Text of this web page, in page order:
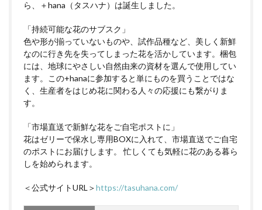
ら、＋hana（タスハナ）は誕生しました。
「持続可能な花のサブスク」
色や形が揃っていないものや、試作品種など、美しく新鮮
なのに行き先を失ってしまった花を活かしています。梱包
には、地球にやさしい自然由来の資材を選んで使用してい
ます。この+hanaに参加すると単にものを買うことではな
く、生産者をはじめ花に関わる人々の応援にも繋がりま
す。
「市場直送で新鮮な花をご自宅ポストに」
花はゼリーで保水し専用BOXに入れて、市場直送でご自宅
のポストにお届けします。 忙しくても気軽に花のある暮ら
しを始められます。
＜公式サイトURL＞https://tasuhana.com/